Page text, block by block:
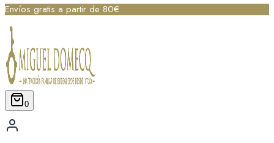
Envíos gratis a partir de 80€
0